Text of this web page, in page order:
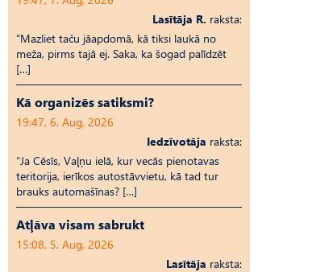
Lasītāja R. raksta:
“Mazliet taču jāapdomā, kā tiksi laukā no
meža, pirms tajā ej. Saka, ka šogad palīdzēt
[…]
Kā organizēs satiksmi?
19:47, 6. Aug, 2026
Iedzīvotāja raksta:
“Ja Cēsīs, Vaļņu ielā, kur vecās pienotavas
teritorija, ierīkos autostāvvietu, kā tad tur
brauks automašīnas? […]
Atļāva visam sabrukt
15:08, 5. Aug, 2026
Lasītāja raksta: